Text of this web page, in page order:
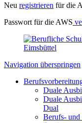
Neu registrieren für die
Passwort für die AWS
Navigation überspringen
Duale
Duale
Dual
Berufs-